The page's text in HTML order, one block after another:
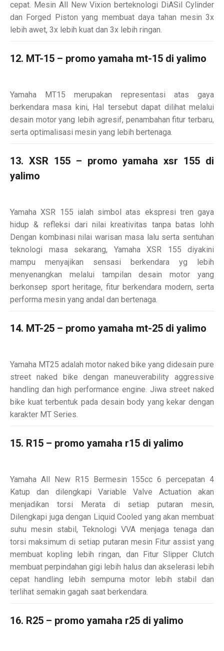
cepat. Mesin All New Vixion berteknologi DiASil Cylinder
dan Forged Piston yang membuat daya tahan mesin 3x
lebih awet, 3x lebih kuat dan 3x lebih ringan.
12. MT-15 – promo yamaha mt-15 di yalimo
Yamaha MT15 merupakan representasi atas gaya
berkendara masa kini, Hal tersebut dapat dilihat melalui
desain motor yang lebih agresif, penambahan fitur terbaru,
serta optimalisasi mesin yang lebih bertenaga.
13. XSR 155 – promo yamaha xsr 155 di
yalimo
Yamaha XSR 155 ialah simbol atas ekspresi tren gaya
hidup & refleksi dari nilai kreativitas tanpa batas lohh
Dengan kombinasi nilai warisan masa lalu serta sentuhan
teknologi masa sekarang, Yamaha XSR 155 diyakini
mampu menyajikan sensasi berkendara yg lebih
menyenangkan melalui tampilan desain motor yang
berkonsep sport heritage, fitur berkendara modern, serta
performa mesin yang andal dan bertenaga.
14. MT-25 – promo yamaha mt-25 di yalimo
Yamaha MT25 adalah motor naked bike yang didesain pure
street naked bike dengan maneuverability aggressive
handling dan high performance engine. Jiwa street naked
bike kuat terbentuk pada desain body yang kekar dengan
karakter MT Series.
15. R15 – promo yamaha r15 di yalimo
Yamaha All New R15 Bermesin 155cc 6 percepatan 4
Katup dan dilengkapi Variable Valve Actuation akan
menjadikan torsi Merata di setiap putaran mesin,
Dilengkapi juga dengan Liquid Cooled yang akan membuat
suhu mesin stabil, Teknologi VVA menjaga tenaga dan
torsi maksimum di setiap putaran mesin Fitur assist yang
membuat kopling lebih ringan, dan Fitur Slipper Clutch
membuat perpindahan gigi lebih halus dan akselerasi lebih
cepat handling lebih sempurna motor lebih stabil dan
terlihat semakin gagah saat berkendara.
16. R25 – promo yamaha r25 di yalimo